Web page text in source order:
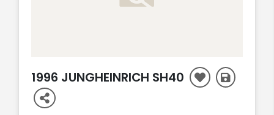
1996 JUNGHEINRICH SH40